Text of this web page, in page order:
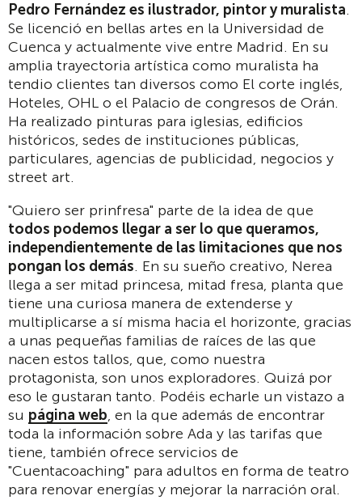
Pedro Fernández es ilustrador, pintor y muralista.
Se licenció en bellas artes en la Universidad de
Cuenca y actualmente vive entre Madrid. En su
amplia trayectoria artística como muralista ha
tendio clientes tan diversos como El corte inglés,
Hoteles, OHL o el Palacio de congresos de Orán.
Ha realizado pinturas para iglesias, edificios
históricos, sedes de instituciones públicas,
particulares, agencias de publicidad, negocios y
street art.
"Quiero ser prinfresa" parte de la idea de que
todos podemos llegar a ser lo que queramos,
independientemente de las limitaciones que nos
pongan los demás. En su sueño creativo, Nerea
llega a ser mitad princesa, mitad fresa, planta que
tiene una curiosa manera de extenderse y
multiplicarse a sí misma hacia el horizonte, gracias
a unas pequeñas familias de raíces de las que
nacen estos tallos, que, como nuestra
protagonista, son unos exploradores. Quizá por
eso le gustaran tanto. Podéis echarle un vistazo a
su página web, en la que además de encontrar
toda la información sobre Ada y las tarifas que
tiene, también ofrece servicios de
"Cuentacoaching" para adultos en forma de teatro
para renovar energías y mejorar la narración oral.